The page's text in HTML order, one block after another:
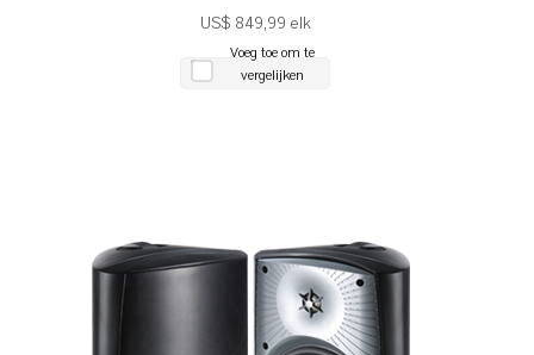
US$ 849,99 elk
Voeg toe om te
vergelijken